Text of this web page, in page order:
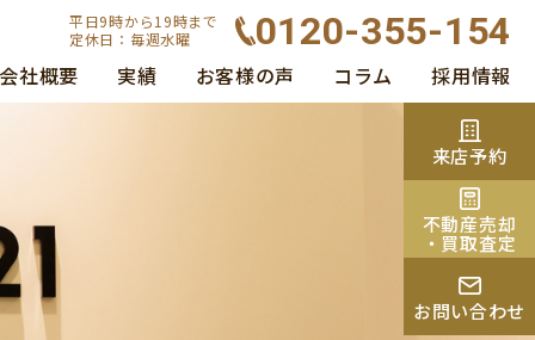
平日9時から19時まで
定休日：毎週水曜
0120-355-154
会社概要 実績 お客様の声 コラム 採用情報
来店予約
不動産売却
・買取査定
お問い合わせ